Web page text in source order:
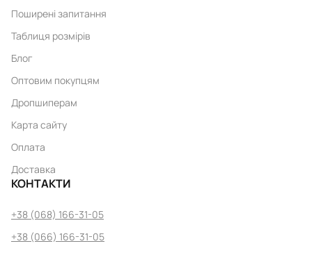
Поширені запитання
Таблиця розмірів
Блог
Оптовим покупцям
Дропшиперам
Карта сайту
Оплата
Доставка
КОНТАКТИ
+38 (068) 166-31-05
+38 (066) 166-31-05